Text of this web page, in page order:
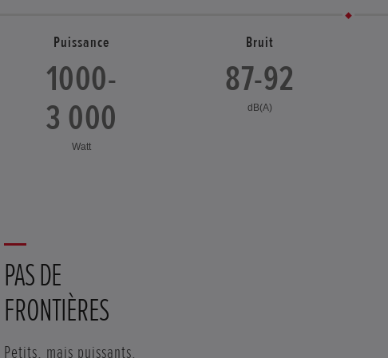
Puissance
1000-
3 000
Watt
Bruit
87-92
dB(A)
PAS DE
FRONTIÈRES
Petits, mais puissants.